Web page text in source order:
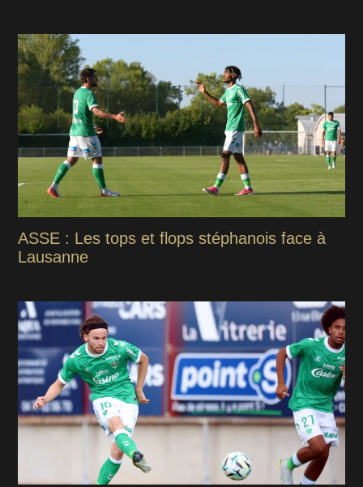
ASSE : Les tops et flops stéphanois face à
Lausanne